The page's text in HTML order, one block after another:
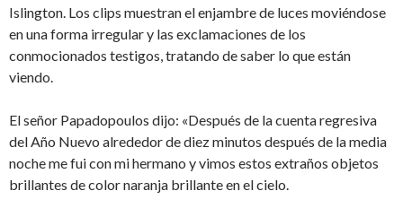
Islington. Los clips muestran el enjambre de luces moviéndose
en una forma irregular y las exclamaciones de los
conmocionados testigos, tratando de saber lo que están
viendo.
El señor Papadopoulos dijo: «Después de la cuenta regresiva
del Año Nuevo alrededor de diez minutos después de la media
noche me fui con mi hermano y vimos estos extraños objetos
brillantes de color naranja brillante en el cielo.